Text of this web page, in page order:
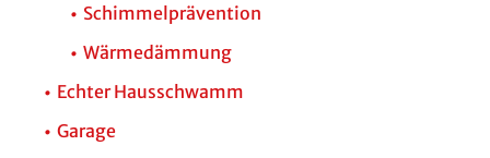
Schimmelprävention
Wärmedämmung
Echter Hausschwamm
Garage